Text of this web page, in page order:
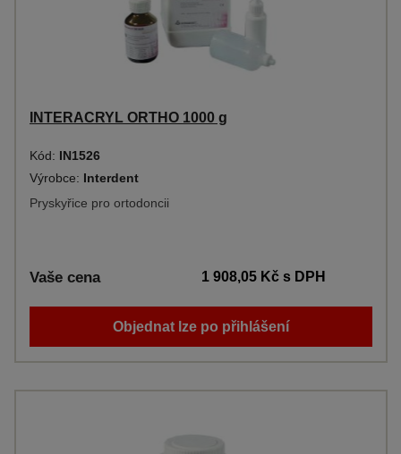
INTERACRYL ORTHO 1000 g
Kód: IN1526
Výrobce: Interdent
Pryskyřice pro ortodoncii
Vaše cena 1 908,05 Kčs DPH
Objednat lze po přihlášení